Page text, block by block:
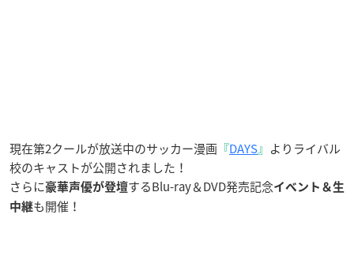
現在第2クールが放送中のサッカー漫画 『DAYS』 よりライバル
校のキャストが公開されました！
さらに豪華声優が登壇するBlu-ray＆DVD発売記念イベント＆生
中継も開催！